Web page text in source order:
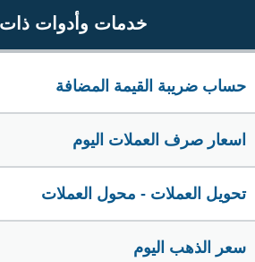
خدمات وأدوات
حساب ضريبة القيمة المضافة
اسعار صرف العملات اليوم
تحويل العملات - محول العملات
سعر الذهب اليوم